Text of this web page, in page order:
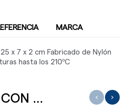
MARCA
x 7 x 2 cm Fabricado de Nylón
hasta los 210ºC
... ‹ ›